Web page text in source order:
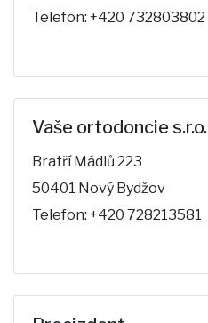
Telefon: +420 732803802
Vaše ortodoncie s.r.o.
Bratří Mádlů 223
50401 Nový Bydžov
Telefon: +420 728213581